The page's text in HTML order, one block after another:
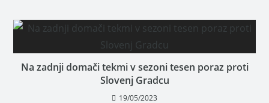
Na zadnji domači tekmi v sezoni tesen poraz proti
Slovenj Gradcu
19/05/2023